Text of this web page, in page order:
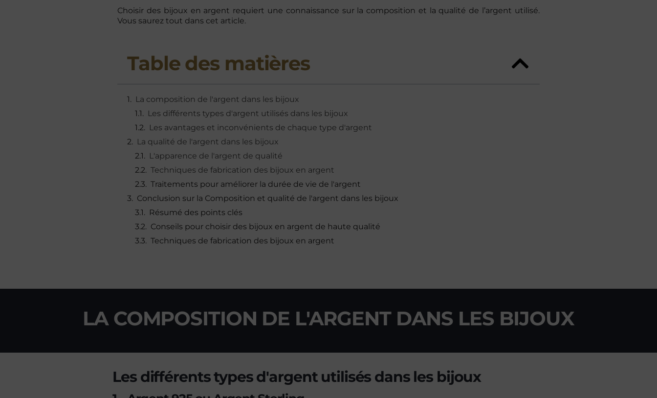
Choisir des bijoux en argent requiert une connaissance sur la composition et la qualité de l’argent utilisé.
Vous saurez tout dans cet article.
Table des matières
La composition de l'argent dans les bijoux
Les différents types d'argent utilisés dans les bijoux
Les avantages et inconvénients de chaque type d'argent
La qualité de l'argent dans les bijoux
L'apparence de l'argent de qualité
Techniques de fabrication des bijoux en argent
Traitements pour améliorer la durée de vie de l'argent
Conclusion sur la Composition et qualité de l'argent dans les bijoux
Résumé des points clés
Conseils pour choisir des bijoux en argent de haute qualité
Techniques de fabrication des bijoux en argent
LA COMPOSITION DE L'ARGENT DANS LES BIJOUX
Les différents types d'argent utilisés dans les bijoux